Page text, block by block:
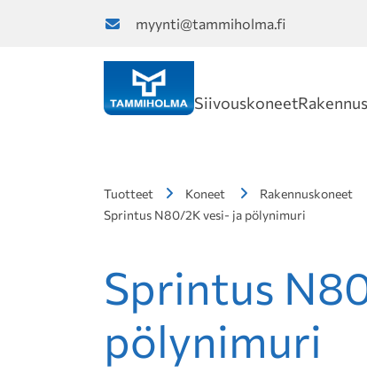
myynti@tammiholma.fi
Siivouskoneet
Tuotteet Koneet Rakennuskoneet
Sprintus N80/2K vesi- ja pölynimuri
Sprintus
pölynimuri